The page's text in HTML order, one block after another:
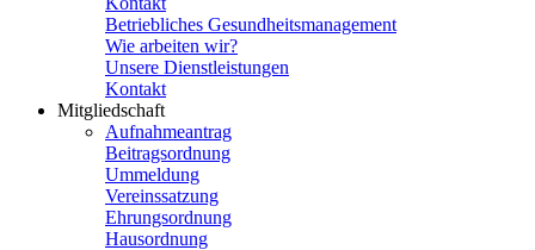
Betriebliches Gesundheitsmanagement
Wie arbeiten wir?
Unsere Dienstleistungen
Kontakt
Mitgliedschaft
Aufnahmeantrag
Beitragsordnung
Ummeldung
Vereinssatzung
Ehrungsordnung
Hausordnung